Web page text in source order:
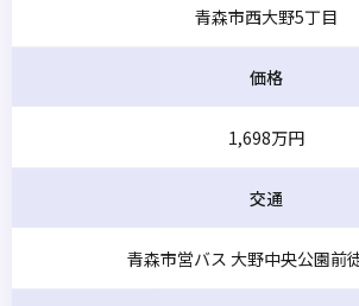
青森市西大野5丁目
価格
1,698万円
交通
青森市営バス 大野中央公園前